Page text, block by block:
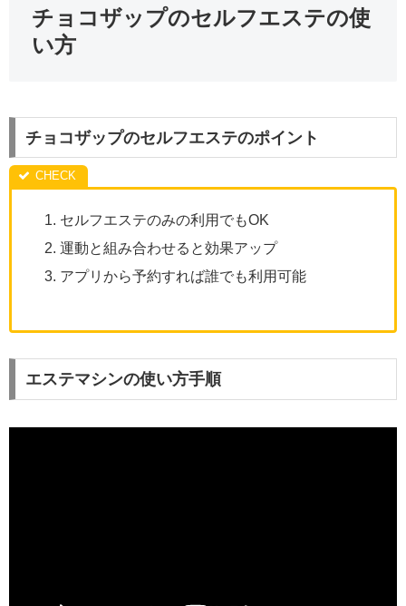
チョコザップのセルフエステの使
い方
チョコザップのセルフエステのポイント
セルフエステのみの利用でもOK
運動と組み合わせると効果アップ
アプリから予約すれば誰でも利用可能
エステマシンの使い方手順